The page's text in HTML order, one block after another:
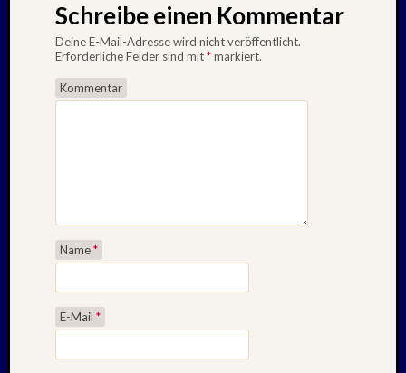
Schreibe einen Kommentar
Deine E-Mail-Adresse wird nicht veröffentlicht.
Erforderliche Felder sind mit*markiert.
Kommentar
Name*
E-Mail *